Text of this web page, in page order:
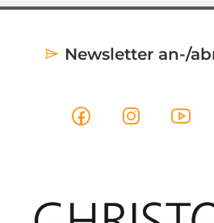
Newsletter an-/